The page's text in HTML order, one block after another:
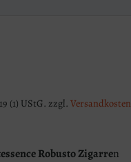
(1) UStG. zzgl. Versandkosten
Robusto Zigarren